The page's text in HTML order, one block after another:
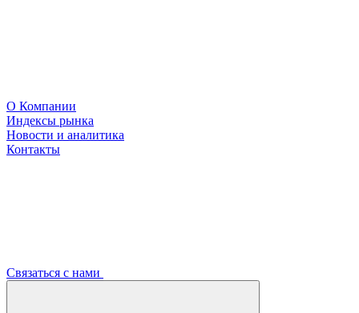
О Компании
Индексы рынка
Новости и аналитика
Контакты
Связаться с нами